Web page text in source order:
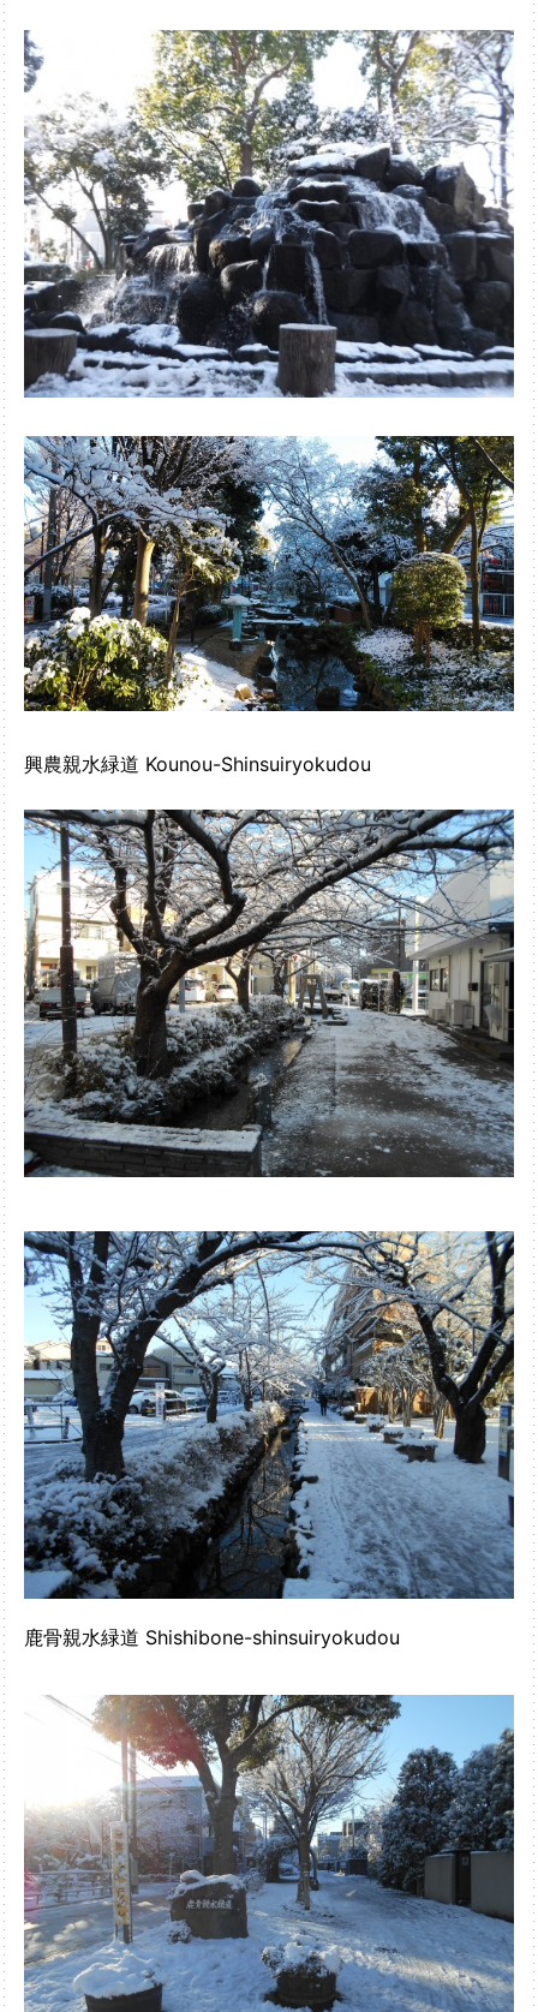
興農親水緑道 Kounou-Shinsuiryokudou
鹿骨親水緑道 Shishibone-shinsuiryokudou